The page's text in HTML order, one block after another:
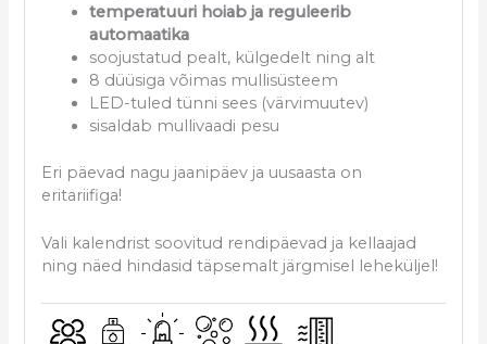
temperatuuri hoiab ja reguleerib
automaatika
soojustatud pealt, külgedelt ning alt
8 düüsiga võimas mullisüsteem
LED-tuled tünni sees (värvimuutev)
sisaldab mullivaadi pesu
Eri päevad nagu jaanipäev ja uusaasta on
eritariifiga!
Vali kalendrist soovitud rendipäevad ja kellaajad
ning näed hindasid täpsemalt järgmisel leheküljel!